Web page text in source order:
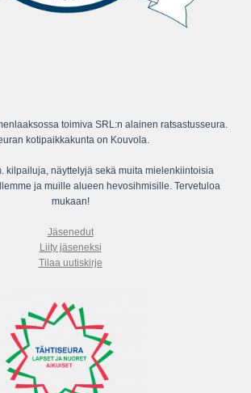
toimiva SRL:n alainen ratsastusseura.
kotipaikkakunta on Kouvola.
kilpailuja, näyttelyjä sekä muita mielenkiintoisia
ja muille alueen hevosihmisille. Tervetuloa
mukaan!
Jäsenedut
Liity jäseneksi
Tilaa uutiskirje